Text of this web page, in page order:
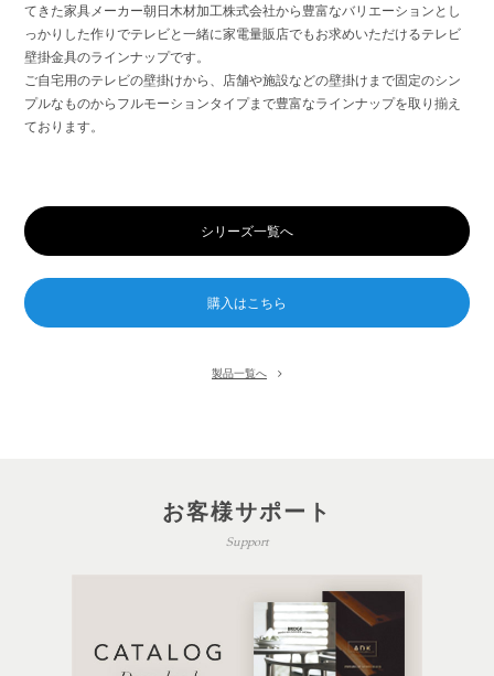
てきた家具メーカー朝日木材加工株式会社から豊富なバリエーションとし
っかりした作りでテレビと一緒に家電量販店でもお求めいただけるテレビ
壁掛金具のラインナップです。
ご自宅用のテレビの壁掛けから、店舗や施設などの壁掛けまで固定のシン
プルなものからフルモーションタイプまで豊富なラインナップを取り揃え
ております。
シリーズ一覧へ
製品一覧へ
お客様サポート
Support